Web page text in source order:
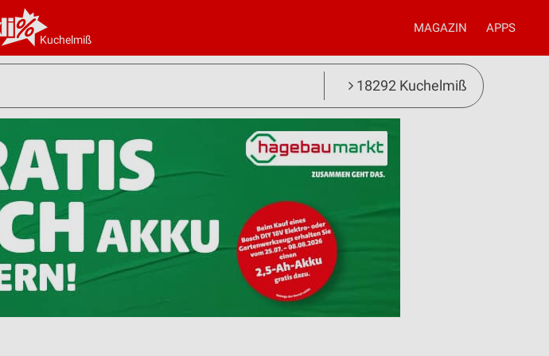
Kuchelmiß
MAGAZIN APPS
18292 Kuchelmiß